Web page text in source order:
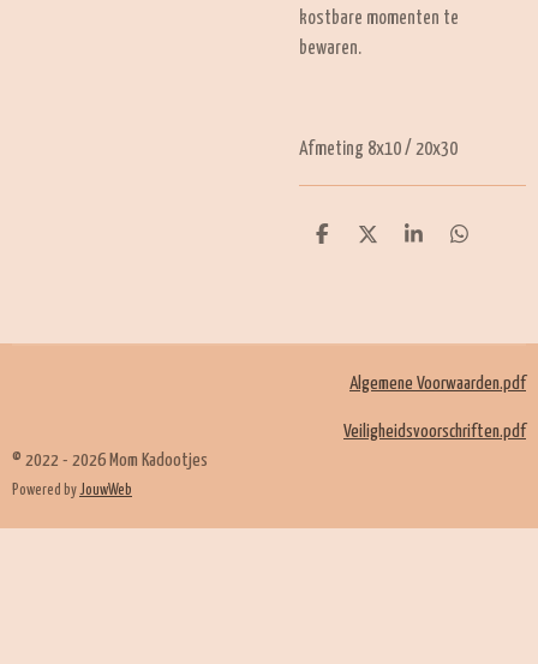
kostbare momenten te
bewaren.
Afmeting 8x10 / 20x30
D
D
S
D
Algemene Voorwaarden.pdf
Veiligheidsvoorschriften.pdf
© 2022 - 2026 Mom Kadootjes
Powered byJouwWeb